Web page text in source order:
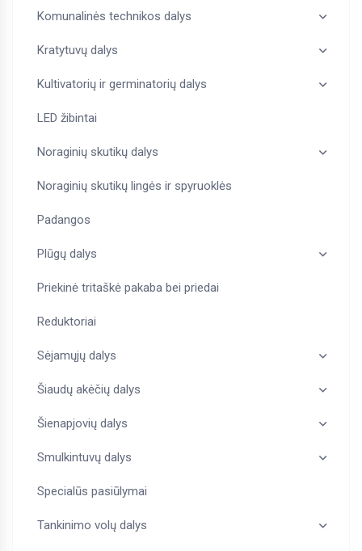
Komunalinės technikos dalys
Kratytuvų dalys
Kultivatorių ir germinatorių dalys
LED žibintai
Noraginių skutikų dalys
Noraginių skutikų lingės ir spyruoklės
Padangos
Plūgų dalys
Priekinė tritaškė pakaba bei priedai
Reduktoriai
Sėjamųjų dalys
Šiaudų akėčių dalys
Šienapjovių dalys
Smulkintuvų dalys
Specialūs pasiūlymai
Tankinimo volų dalys